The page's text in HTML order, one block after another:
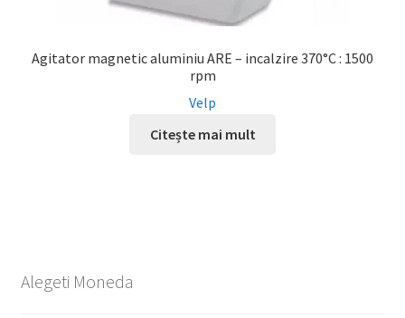
Agitator magnetic aluminiu ARE – incalzire 370°C : 1500
rpm
Velp
Citește mai mult
Alegeti Moneda